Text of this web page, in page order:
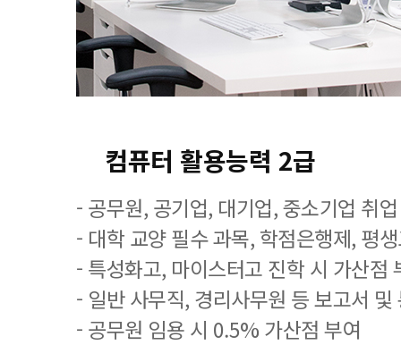
컴퓨터 활용능력 2급
- 공무원, 공기업, 대기업, 중소기업 취
- 대학 교양 필수 과목, 학점은행제, 평
- 특성화고, 마이스터고 진학 시 가산점
- 일반 사무직, 경리사무원 등 보고서 및
- 공무원 임용 시 0.5% 가산점 부여